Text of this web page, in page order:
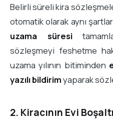
Belirli süreli kira
otomatik olarak aynı
uzama süresi
sözleşmeyi feshetme
uzama yılının bitiminden
yazılı bildirimyaparak
2. Kiracının Evi